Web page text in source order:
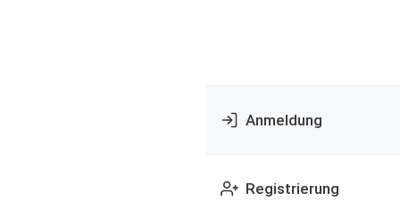
Anmeldung
Registrierung